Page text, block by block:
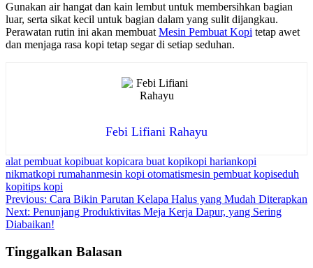
Gunakan air hangat dan kain lembut untuk membersihkan bagian
luar, serta sikat kecil untuk bagian dalam yang sulit dijangkau.
Perawatan rutin ini akan membuat Mesin Pembuat Kopi tetap awet
dan menjaga rasa kopi tetap segar di setiap seduhan.
Febi Lifiani Rahayu
alat pembuat kopibuat kopicara buat kopikopi hariankopi
nikmatkopi rumahanmesin kopi otomatismesin pembuat kopiseduh
kopitips kopi
Navigasi
pos
Previous: Cara Bikin Parutan Kelapa Halus yang Mudah Diterapkan
Next: Penunjang Produktivitas Meja Kerja Dapur, yang Sering
Diabaikan!
Tinggalkan Balasan